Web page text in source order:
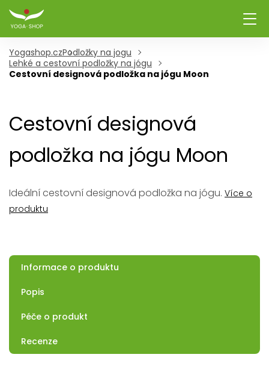
Yogashop.czPodložky na jogu
Lehké a cestovní podložky na jógu
Cestovní designová podložka na jógu Moon
Cestovní designová
podložka na jógu Moon
Ideální cestovní designová podložka na jógu. Více o
produktu
Informace o produktu
Popis
Péče o produkt
Recenze